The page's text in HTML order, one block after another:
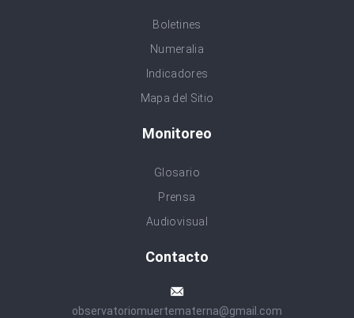
Boletines
Numeralia
Indicadores
Mapa del Sitio
Monitoreo
Glosario
Prensa
Audiovisual
Contacto
observatoriomuertematerna@gmail.com